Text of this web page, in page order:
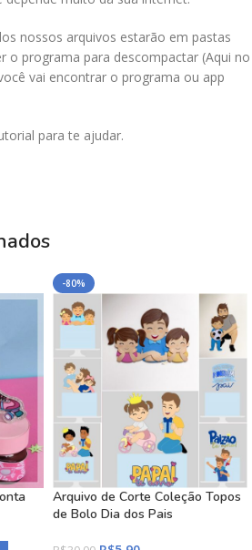
nossos arquivos estarão em pastas
o programa para descompactar (Aqui no
vai encontrar o programa ou app
para te ajudar.
-80%
Arquivo de Corte Coleção Topos
de Bolo Dia dos Pais